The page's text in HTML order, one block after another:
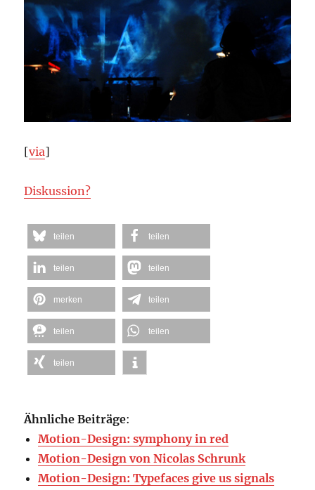
[via]
Diskussion?
teilen teilen
teilen teilen
merken teilen
teilen teilen
teilen
Ähnliche Beiträge:
Motion-Design: symphony in red
Motion-Design von Nicolas Schrunk
Motion-Design: Typefaces give us signals